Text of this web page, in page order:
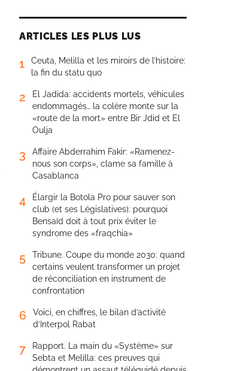
ARTICLES LES PLUS LUS
1
Ceuta, Melilla et les miroirs de l’histoire:
la fin du statu quo
2
El Jadida: accidents mortels, véhicules
endommagés… la colère monte sur la
«route de la mort» entre Bir Jdid et El
Oulja
3
Affaire Abderrahim Fakir: «Ramenez-
nous son corps», clame sa famille à
Casablanca
4
Élargir la Botola Pro pour sauver son
club (et ses Législatives): pourquoi
Bensaïd doit à tout prix éviter le
syndrome des «fraqchia»
5
Tribune. Coupe du monde 2030: quand
certains veulent transformer un projet
de réconciliation en instrument de
confrontation
6
Voici, en chiffres, le bilan d’activité
d’Interpol Rabat
7
Rapport. La main du «Système» sur
Sebta et Melilla: ces preuves qui